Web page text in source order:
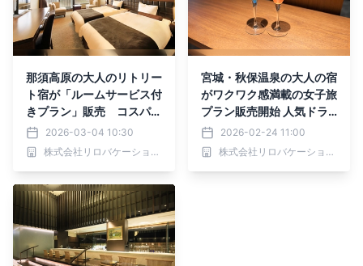
那須高原の大人のリトリー
ト宿が「ルームサービス付
きプラン」販売 コスパや
タイパ重視のビジネス利用
にも｜2026年6月末まで
2026-03-04 10:30
株式会社リロバケーションズ
宮城・秋保温泉の大人の宿
がワクワク感満載の女子旅
プラン販売開始 人気ドラ
イヤーやきらきらカクテル
など3大特典付｜2026年3
月1日（日）～
2026-02-24 11:00
株式会社リロバケーションズ